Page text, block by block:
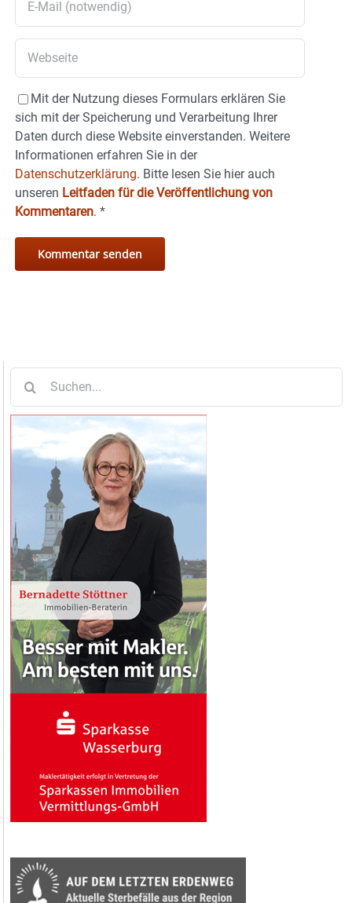
Mit der Nutzung dieses Formulars erklären Sie
sich mit der Speicherung und Verarbeitung Ihrer
Daten durch diese Website einverstanden. Weitere
Informationen erfahren Sie in der
Datenschutzerklärung. Bitte lesen Sie hier auch
unseren Leitfaden für die Veröffentlichung von
Kommentaren. *
nach: